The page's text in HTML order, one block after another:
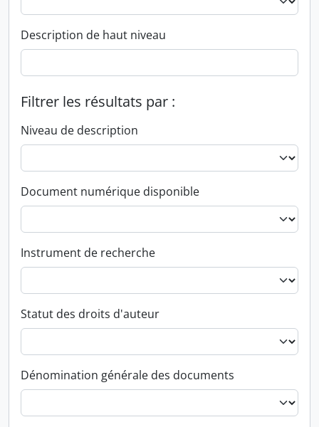
Description de haut niveau
Filtrer les résultats par :
Niveau de description
Document numérique disponible
Instrument de recherche
Statut des droits d'auteur
Dénomination générale des documents